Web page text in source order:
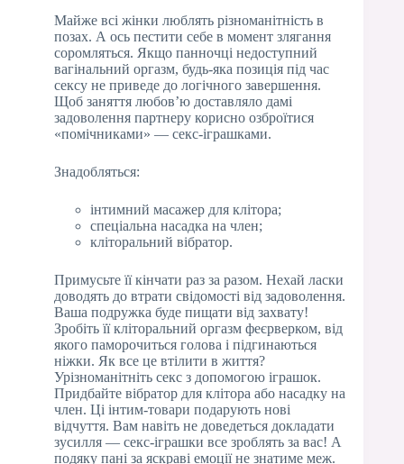
Майже всі жінки люблять різноманітність в
позах. А ось пестити себе в момент злягання
соромляться. Якщо панночці недоступний
вагінальний оргазм, будь-яка позиція під час
сексу не приведе до логічного завершення.
Щоб заняття любов’ю доставляло дамі
задоволення партнеру корисно озброїтися
«помічниками» — секс-іграшками.
Знадобляться:
інтимний масажер для клітора;
спеціальна насадка на член;
кліторальний вібратор.
Примусьте її кінчати раз за разом. Нехай ласки
доводять до втрати свідомості від задоволення.
Ваша подружка буде пищати від захвату!
Зробіть її кліторальний оргазм феєрверком, від
якого паморочиться голова і підгинаються
ніжки. Як все це втілити в життя?
Урізноманітніть секс з допомогою іграшок.
Придбайте вібратор для клітора або насадку на
член. Ці інтим-товари подарують нові
відчуття. Вам навіть не доведеться докладати
зусилля — секс-іграшки все зроблять за вас! А
подяку пані за яскраві емоції не знатиме меж.